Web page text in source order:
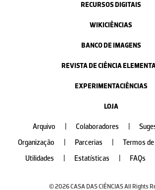
RECURSOS DIGITAIS
WIKICIÊNCIAS
BANCO DE IMAGENS
REVISTA DE CIÊNCIA
EXPERIMENTACIÊNCIAS
LOJA
Arquivo Colaboradores
Organização
Parcerias Termos
Utilidades
Estatísticas FAQs
© 2026 CASA DAS CIÊNCIAS All Rights